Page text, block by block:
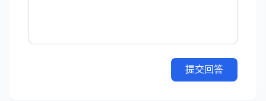
提交回答